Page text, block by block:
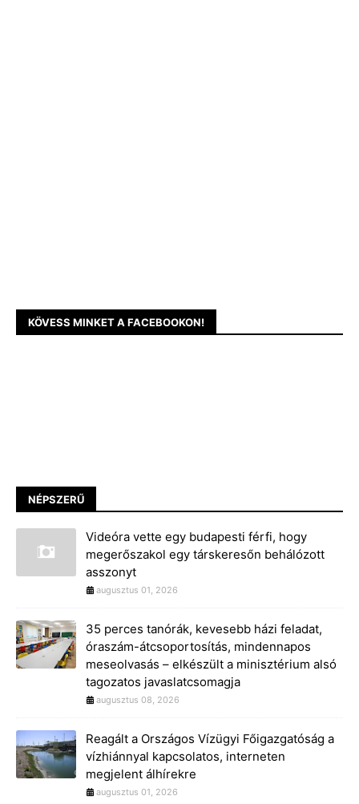
KÖVESS MINKET A FACEBOOKON!
NÉPSZERŰ
Videóra vette egy budapesti férfi, hogy
megerőszakol egy társkeresőn behálózott
asszonyt
augusztus 01, 2026
35 perces tanórák, kevesebb házi feladat,
óraszám-átcsoportosítás, mindennapos
meseolvasás – elkészült a minisztérium alsó
tagozatos javaslatcsomagja
augusztus 08, 2026
Reagált a Országos Vízügyi Főigazgatóság a
vízhiánnyal kapcsolatos, interneten
megjelent álhírekre
augusztus 01, 2026